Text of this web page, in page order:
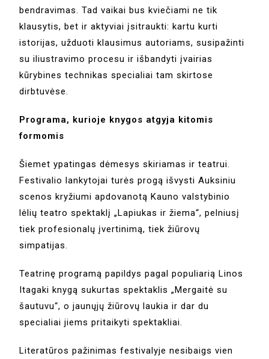
bendravimas. Tad vaikai bus kviečiami ne tik
klausytis, bet ir aktyviai įsitraukti: kartu kurti
istorijas, užduoti klausimus autoriams, susipažinti
su iliustravimo procesu ir išbandyti įvairias
kūrybines technikas specialiai tam skirtose
dirbtuvėse.
Programa, kurioje knygos atgyja kitomis
formomis
Šiemet ypatingas dėmesys skiriamas ir teatrui.
Festivalio lankytojai turės progą išvysti Auksiniu
scenos kryžiumi apdovanotą Kauno valstybinio
lėlių teatro spektaklį „Lapiukas ir žiema“, pelniusį
tiek profesionalų įvertinimą, tiek žiūrovų
simpatijas.
Teatrinę programą papildys pagal populiarią Linos
Itagaki knygą sukurtas spektaklis „Mergaitė su
šautuvu“, o jaunųjų žiūrovų laukia ir dar du
specialiai jiems pritaikyti spektakliai.
Literatūros pažinimas festivalyje nesibaigs vien